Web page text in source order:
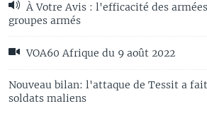
À Votre Avis : l'efficacité des
groupes armés
VOA60 Afrique du 9 août 2022
Nouveau bilan: l'attaque de Tessit a
soldats maliens